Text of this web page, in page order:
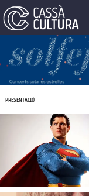
Aquest és un
banner_solfejant_2026.
PRESENTACIÓ